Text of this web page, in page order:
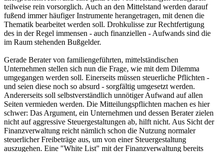
teilweise rein vorsorglich. Auch an den Mittelstand werden darauf
fußend immer häufiger Instrumente herangetragen, mit denen die
Thematik bearbeitet werden soll. Drohkulisse zur Rechtfertigung
des in der Regel immensen - auch finanziellen - Aufwands sind die
im Raum stehenden Bußgelder.
Gerade Berater von familiengeführten, mittelständischen
Unternehmen stellen sich nun die Frage, wie mit dem Dilemma
umgegangen werden soll. Einerseits müssen steuerliche Pflichten -
und seien diese noch so absurd - sorgfältig umgesetzt werden.
Andererseits soll selbstverständlich unnötiger Aufwand auf allen
Seiten vermieden werden. Die Mitteilungspflichten machen es hier
schwer: Das Argument, ein Unternehmen und dessen Berater zielen
nicht auf aggressive Steuergestaltungen ab, hilft nicht. Aus Sicht der
Finanzverwaltung reicht nämlich schon die Nutzung normaler
steuerlicher Freibeträge aus, um von einer Steuergestaltung
auszugehen. Eine "White List" mit der Finanzverwaltung bereits